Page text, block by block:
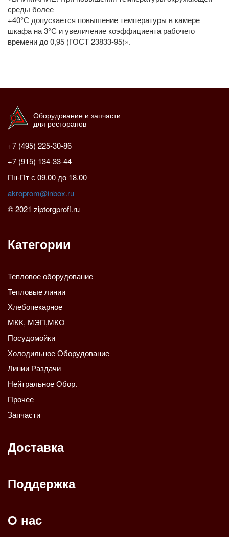
среды более
+40°С допускается повышение температуры в камере
шкафа на 3°С и увеличение коэффициента рабочего
времени до 0,95 (ГОСТ 23833-95)».
Оборудование и запчасти
для ресторанов
+7 (495) 225-30-86
+7 (915) 134-33-44
Пн-Пт с 09.00 до 18.00
akroprom@inbox.ru
© 2021 ziptorgprofi.ru
Категории
Тепловое оборудование
Тепловые линии
Хлебопекарное
МКК, МЭП,МКО
Посудомойки
Холодильное Оборудование
Линии Раздачи
Нейтральное Обор.
Прочее
Запчасти
Доставка
Поддержка
О нас